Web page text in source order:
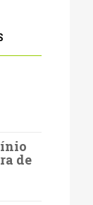
de